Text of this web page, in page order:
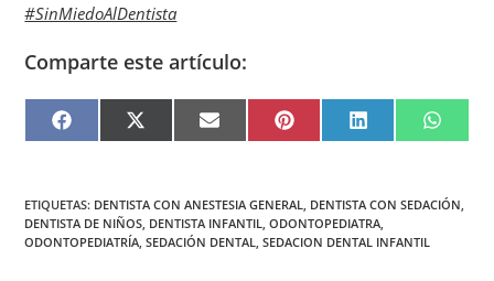
#SinMiedoAlDentista
Comparte este artículo:
F
A
O
K
X
(
T
E
R
)
E
M
P
I
E
S
T
L
I
I
N
W
H
P
ETIQUETAS: DENTISTA CON ANESTESIA GENERAL DENTISTA CON SEDACIÓN
DENTISTA DE NIÑOS DENTISTA INFANTIL ODONTOPEDIATRA
ODONTOPEDIATRÍA SEDACIÓN DENTAL SEDACION DENTAL INFANTIL